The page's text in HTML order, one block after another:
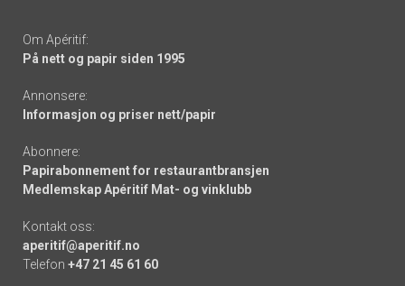
Om Apéritif:
På nett og papir siden 1995
Annonsere:
Informasjon og priser nett/papir
Abonnere:
Papirabonnement for restaurantbransjen
Medlemskap Apéritif Mat- og vinklubb
Kontakt oss:
aperitif@aperitif.no
Telefon +47 21 45 61 60